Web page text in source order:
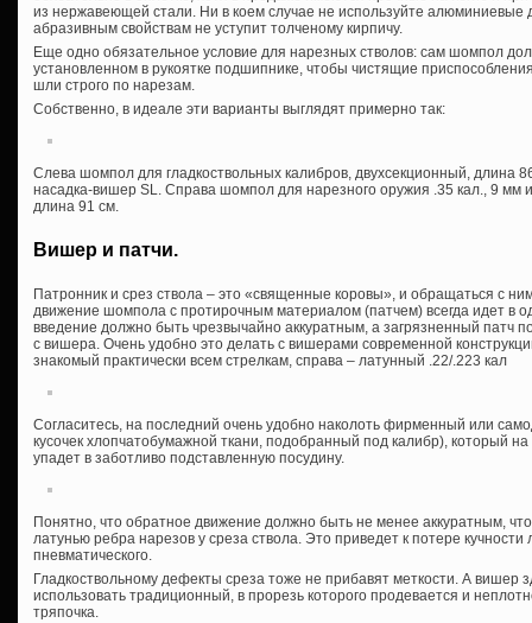
из нержавеющей стали. Ни в коем случае не используйте
абразивным свойствам не уступит толченому кирпичу.
Еще одно обязательное условие для нарезных стволов: сам шомпол
установленном в рукоятке подшипнике, чтобы чистящие
шли строго по нарезам.
Собственно, в идеале эти варианты выглядят примерно так:
Слева шомпол для гладкоствольных калибров, двухсекционный, длина
насадка-вишер SL. Справа шомпол для нарезного оружия .35 кал., 9
длина 91 см.
Вишер и патчи.
Патронник и срез ствола – это «священные коровы», и обращаться с
движение шомпола с протирочным материалом (патчем) всегда идет в
введение должно быть чрезвычайно аккуратным, а загрязненный патч
с вишера. Очень удобно это делать с вишерами современной
знакомый практически всем стрелкам, справа – латунный .22/.223 кал
Согласитесь, на последний очень удобно наколоть фирменный или
кусочек хлопчатобумажной ткани, подобранный под калибр), который
упадет в заботливо подставленную посудину.
Понятно, что обратное движение должно быть не менее аккуратным,
латунью ребра нарезов у среза ствола. Это приведет к потере
пневматического.
Гладкоствольному дефекты среза тоже не прибавят меткости. А вишер
использовать традиционный, в прорезь которого продевается и
тряпочка.